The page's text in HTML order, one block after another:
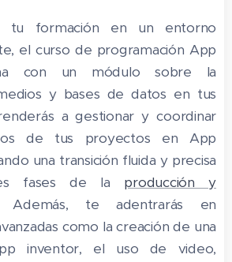
tu formación en un entorno
el curso de programación App
con un módulo sobre la
y bases de datos en tus
a gestionar y coordinar
de tus proyectos en App
una transición fluida y precisa
fases de la producción y
Además, te adentrarás en
como la creación de una
inventor, el uso de video,